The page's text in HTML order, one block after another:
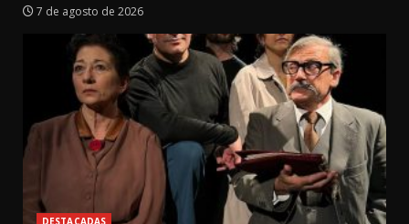
7 de agosto de 2026
DESTACADAS